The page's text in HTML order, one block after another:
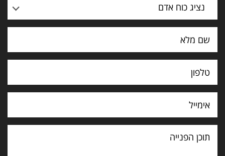
נציג כוח אדם
תוכן
הפנייה